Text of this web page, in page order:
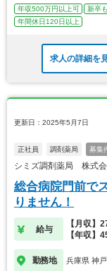
年収500万円以上可 新卒
年間休日120日以上
求人の詳細を
更新日：2025年5月7日
正社員 調剤薬局 募集
シミズ調剤薬局 株式会
総合病院門前で
りません！
給与
【月収】
【年収】
勤務地 兵庫県 神